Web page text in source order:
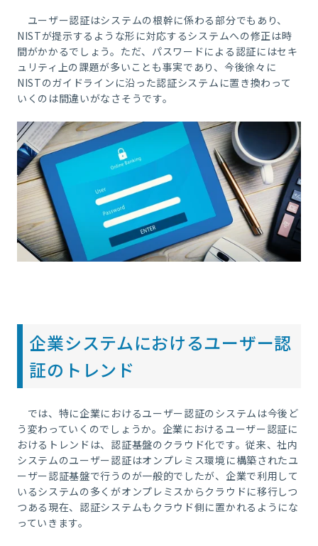
ユーザー認証はシステムの根幹に係わる部分でもあり、
NISTが提示するような形に対応するシステムへの修正は時
間がかかるでしょう。ただ、パスワードによる認証にはセキ
ュリティ上の課題が多いことも事実であり、今後徐々に
NISTのガイドラインに沿った認証システムに置き換わって
いくのは間違いがなさそうです。
企業システムにおけるユーザー認
証のトレンド
では、特に企業におけるユーザー認証のシステムは今後ど
う変わっていくのでしょうか。 企業におけるユーザー認証に
おけるトレンドは、認証基盤のクラウド化です。従来、社内
システムのユーザー認証はオンプレミス環境に構築されたユ
ーザー認証基盤で行うのが一般的でしたが、企業で利用して
いるシステムの多くがオンプレミスからクラウドに移行しつ
つある現在、認証システムもクラウド側に置かれるようにな
っていきます。